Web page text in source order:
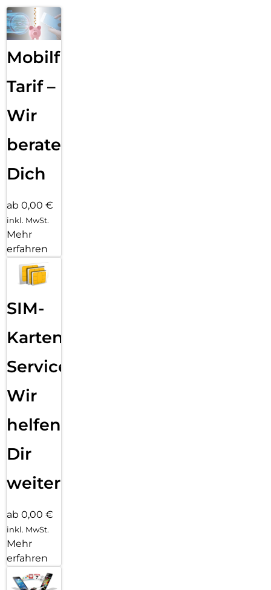
Mobilfunk
Tarif –
Wir
beraten
Dich
ab 0,00 €
inkl. MwSt.
Mehr
erfahren
SIM-
Karten
Service:
Wir
helfen
Dir
weiter
ab 0,00 €
inkl. MwSt.
Mehr
erfahren